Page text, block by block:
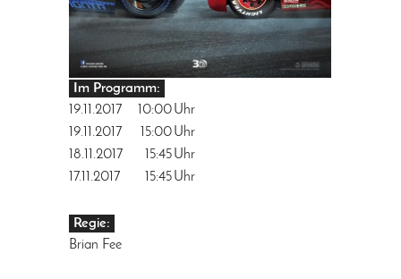
Im Programm:
19.11.2017
10:00Uhr
19.11.2017
15:00Uhr
18.11.2017
15:45Uhr
17.11.2017
15:45Uhr
Regie:
Brian Fee